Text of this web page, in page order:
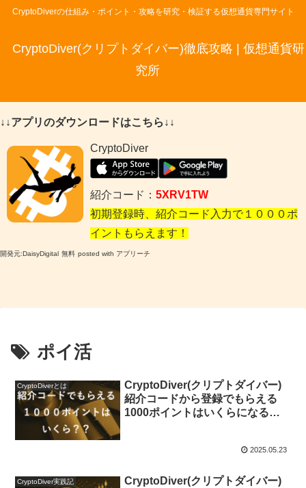
CryptoDiverの仕組み・ポイント・攻略を研究・検証する仮想通貨専門サイト
CryptoDiver(クリプトダイバー)徹底攻略 | 仮想通貨研
究所
↓↓アプリのダウンロードはこちら↓↓
CryptoDiver
紹介コード： 5XRV1TW
初期登録時、紹介コード入力で１０００ポ
イントもらえます！
開発元:DaisyDigital 無料 posted with アプリーチ
ポイ活
CryptoDiverとは
CryptoDiver(クリプトダイバー)
紹介コードから登録でもらえる
1000ポイントはいくらになるの
2025.05.23
CryptoDiver実践記
CryptoDiver(クリプトダイバー)